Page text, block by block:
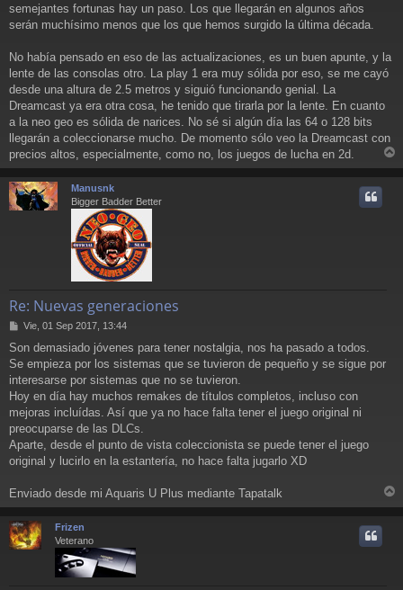
a
j
semejantes fortunas hay un paso. Los que llegarán en algunos años
serán muchísimo menos que los que hemos surgido la última década.
No había pensado en eso de las actualizaciones, es un buen apunte, y la
lente de las consolas otro. La play 1 era muy sólida por eso, se me cayó
desde una altura de 2.5 metros y siguió funcionando genial. La
Dreamcast ya era otra cosa, he tenido que tirarla por la lente. En cuanto
a la neo geo es sólida de narices. No sé si algún día las 64 o 128 bits
llegarán a coleccionarse mucho. De momento sólo veo la Dreamcast con
precios altos, especialmente, como no, los juegos de lucha en 2d.
r
Manusnk
Bigger Badder Better
Re: Nuevas generaciones
M
n
s
a
j
e
Vie, 01 Sep 2017, 13:44
Son demasiado jóvenes para tener nostalgia, nos ha pasado a todos.
Se empieza por los sistemas que se tuvieron de pequeño y se sigue por
interesarse por sistemas que no se tuvieron.
Hoy en día hay muchos remakes de títulos completos, incluso con
mejoras incluídas. Así que ya no hace falta tener el juego original ni
preocuparse de las DLCs.
Aparte, desde el punto de vista coleccionista se puede tener el juego
original y lucirlo en la estantería, no hace falta jugarlo XD
Enviado desde mi Aquaris U Plus mediante Tapatalk
r
Frizen
Veterano